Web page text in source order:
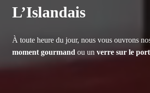
L’Islandais
À toute heure du jour, nous vous ouvrons
moment gourmand ou un verre sur le port